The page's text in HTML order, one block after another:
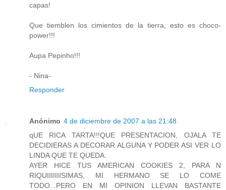
capas!
Que tiemblen los cimientos de la tierra, esto es choco-
power!!!
Aupa Pepinho!!!
- Nina-
Responder
Anónimo 4 de diciembre de 2007 a las 21:48
qUE RICA TARTA!!!QUE PRESENTACION, OJALA TE
DECIDIERAS A DECORAR ALGUNA Y PODER ASI VER LO
LINDA QUE TE QUEDA.
AYER HICE TUS AMERICAN COOKIES 2, PARA N
RIQUIIIIIIISIMAS, MI HERMANO SE LO COME
TODO...PERO EN MI OPINION LLEVAN BASTANTE